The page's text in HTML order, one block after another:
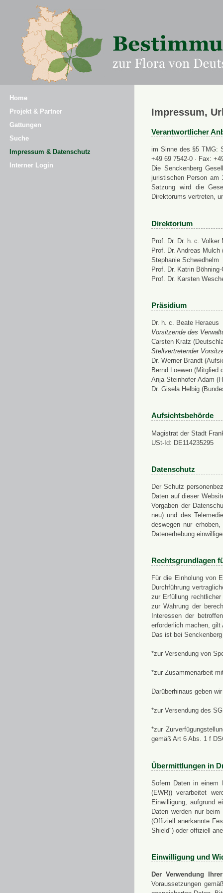
Home
Projekt & Partner
Gattungen
Suche
Impressum & Datenschutz
Interner Login
Impressum,
Verantwortlicher
im Sinne des §5 TMG:
+49 69 7542-0 · Fax:
Die Senckenberg
juristischen Person am
Satzung wird die
Direktorums vertreten,
Direktorium
Prof. Dr. Dr. h. c. Volker
Prof. Dr. Andreas
Stephanie Schwedhelm
Prof. Dr. Katrin
Prof. Dr. Karsten
Präsidium
Dr. h. c. Beate Heraeus
Vorsitzende des
Carsten Kratz
Stellvertretender
Dr. Werner Brandt
Bernd Loewen (Mitglied
Anja Steinhofer-Adam
Dr. Gisela Helbig
Aufsichtsbehörde
Magistrat der Stadt
USt-Id: DE114235295
Datenschutz
Der Schutz
Daten auf dieser
Vorgaben der
neu) und des
deswegen nur
Datenerhebung
Rechtsgrundlagen
Für die Einholung von
Durchführung
zur Erfüllung
zur Wahrung der
Interessen der
erforderlich machen,
Das ist bei
*zur Versendung von
*zur Zusammenarbeit
Darüberhinaus geben
*zur Versendung des
*zur
gemäß Art 6 Abs. 1 f
Übermittlungen in
Sofern Daten in einem
(EWR)) verarbeitet
Einwilligung, aufgrund
Daten werden nur
(Offiziell anerkannte
Shield") oder offiziell
Einwilligung und
Der Verwendung
Voraussetzungen